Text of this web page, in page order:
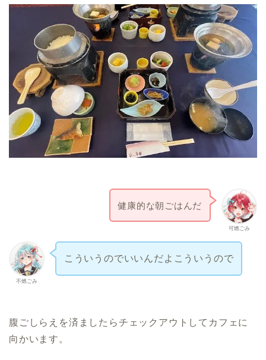
可燃ごみ
健康的な朝ごはんだ
不燃ごみ
こういうのでいいんだよこういうので
腹ごしらえを済ましたらチェックアウトしてカフェに
向かいます。